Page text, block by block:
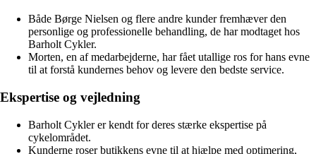
Både Børge Nielsen og flere andre kunder fremhæver den
personlige og professionelle behandling, de har modtaget hos
Barholt Cykler.
Morten, en af medarbejderne, har fået utallige ros for hans evne
til at forstå kundernes behov og levere den bedste service.
Ekspertise og vejledning
Barholt Cykler er kendt for deres stærke ekspertise på
cykelområdet.
Kunderne roser butikkens evne til at hjælpe med optimering,